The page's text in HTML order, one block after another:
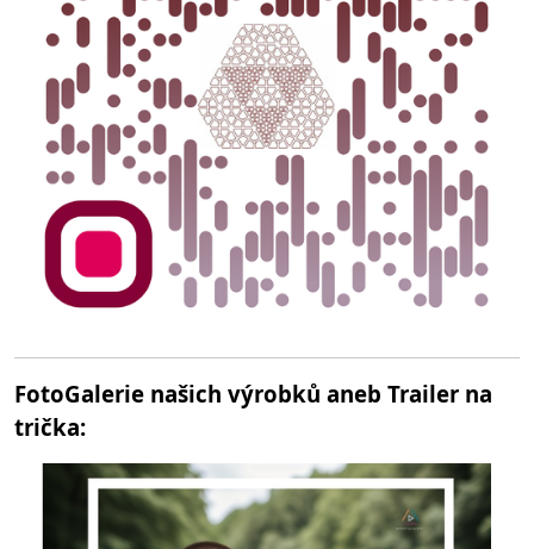
FotoGalerie našich výrobků aneb Trailer na
trička: